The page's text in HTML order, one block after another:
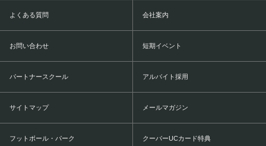
よくある質問 会社案内
お問い合わせ 短期イベント
パートナースクール アルバイト採用
サイトマップ メールマガジン
フットボール・パーク クーバーUCカード特典